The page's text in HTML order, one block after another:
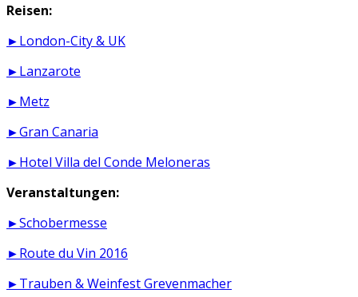
Reisen:
►London-City & UK
►Lanzarote
►Metz
►Gran Canaria
►Hotel Villa del Conde Meloneras
Veranstaltungen:
►Schobermesse
►Route du Vin 2016
►Trauben & Weinfest Grevenmacher